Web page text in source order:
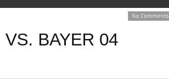
No Comments
BAYER 04